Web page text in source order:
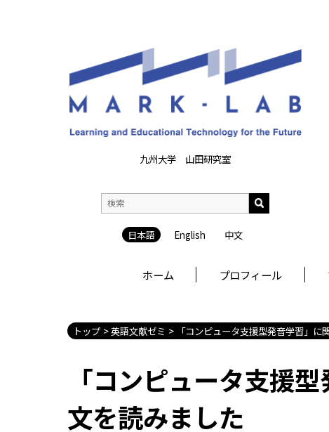
九州大学 山田研究室
日本語 English 中文
ホーム プロフィール
トップ 英語文献ゼミ 「コンピュータ支援型発音学習」
「コンピュータ支援
文を読みました